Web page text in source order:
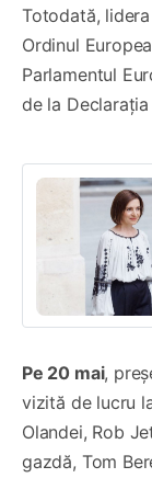
Totodată,
Ordinul
Parlamentul
de la Declarația
Pe 20 mai,
vizită de lucru
Olandei, Rob
gazdă, Tom